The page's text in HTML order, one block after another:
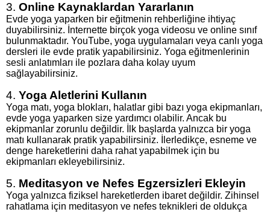
3. Online Kaynaklardan Yararlanın
Evde yoga yaparken bir eğitmenin rehberliğine ihtiyaç
duyabilirsiniz. İnternette birçok yoga videosu ve online sınıf
bulunmaktadır. YouTube, yoga uygulamaları veya canlı yoga
dersleri ile evde pratik yapabilirsiniz. Yoga eğitmenlerinin
sesli anlatımları ile pozlara daha kolay uyum
sağlayabilirsiniz.
4. Yoga Aletlerini Kullanın
Yoga matı, yoga blokları, halatlar gibi bazı yoga ekipmanları,
evde yoga yaparken size yardımcı olabilir. Ancak bu
ekipmanlar zorunlu değildir. İlk başlarda yalnızca bir yoga
matı kullanarak pratik yapabilirsiniz. İlerledikçe, esneme ve
denge hareketlerini daha rahat yapabilmek için bu
ekipmanları ekleyebilirsiniz.
5. Meditasyon ve Nefes Egzersizleri Ekleyin
Yoga yalnızca fiziksel hareketlerden ibaret değildir. Zihinsel
rahatlama için meditasyon ve nefes teknikleri de oldukça